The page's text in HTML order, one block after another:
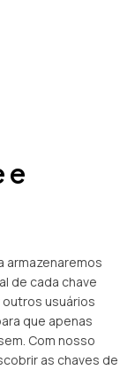
e
armazenaremos
de cada chave
usuários
que apenas
Com nosso
as chaves de